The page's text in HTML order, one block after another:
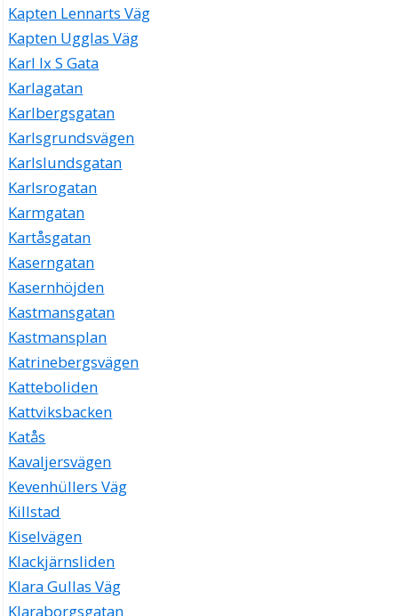
Kapten Lennarts Väg
Kapten Ugglas Väg
Karl Ix S Gata
Karlagatan
Karlbergsgatan
Karlsgrundsvägen
Karlslundsgatan
Karlsrogatan
Karmgatan
Kartåsgatan
Kaserngatan
Kasernhöjden
Kastmansgatan
Kastmansplan
Katrinebergsvägen
Katteboliden
Kattviksbacken
Katås
Kavaljersvägen
Kevenhüllers Väg
Killstad
Kiselvägen
Klackjärnsliden
Klara Gullas Väg
Klaraborgsgatan